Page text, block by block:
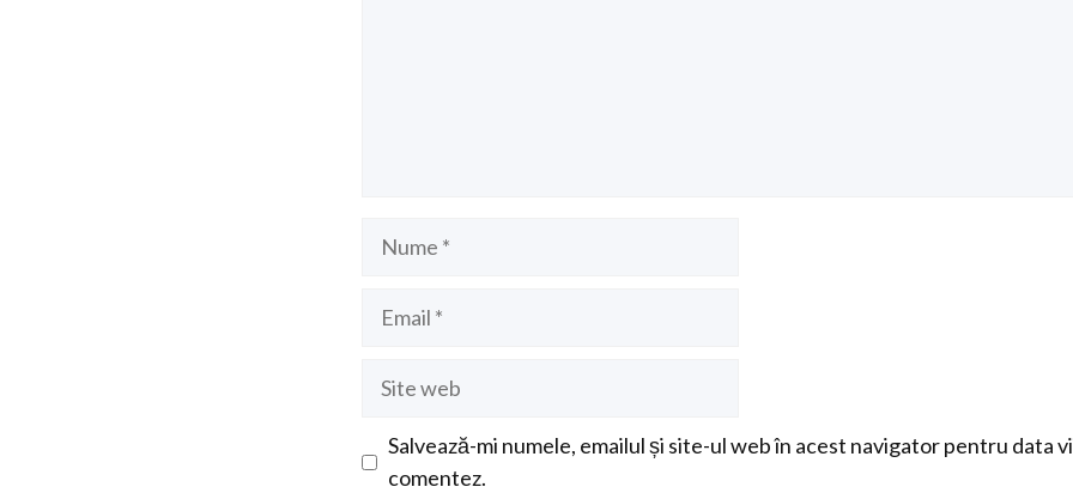
Salvează-mi numele, emailul și site-ul web în acest navigator pentru data
comentez.